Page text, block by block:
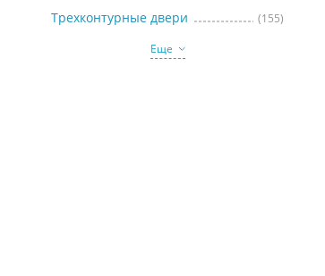
Трехконтурные двери
(155)
Еще